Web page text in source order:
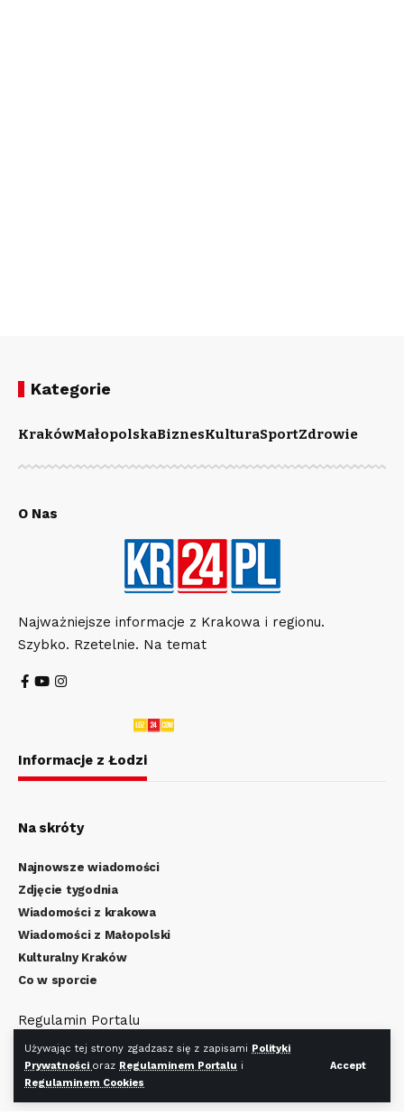
Używając tej strony zgadzasz się z zapisami Polityki
Prywatności oraz Regulaminem Portalu i
Regulaminem Cookies
Accept
Kategorie
KrakówMałopolskaBiznesKulturaSportZdrowie
O Nas
Najważniejsze informacje z Krakowa i regionu.
Szybko. Rzetelnie. Na temat
Informacje z Łodzi
Na skróty
Najnowsze wiadomości
Zdjęcie tygodnia
Wiadomości z krakowa
Wiadomości z Małopolski
Kulturalny Kraków
Co w sporcie
Regulamin Portalu
Polityka Prywatności
Regulamin Cookies